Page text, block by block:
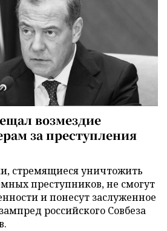
возмездие
за преступления
стремящиеся уничтожить
преступников, не смогут
и понесут заслуженное
российского Совбеза